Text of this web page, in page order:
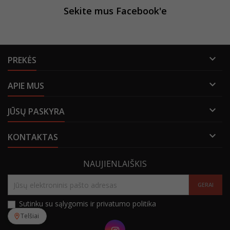
Sekite mus Facebook'e
PREKĖS 
APIE MUS 
JŪSŲ PASKYRA 
KONTAKTAS 
NAUJIENLAIŠKIS
Sutinku su sąlygomis ir privatumo politika
Telšiai